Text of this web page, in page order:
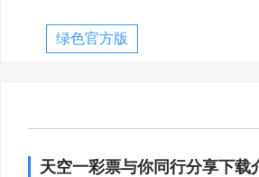
绿色官方版
天空一彩票与你同行分享下载